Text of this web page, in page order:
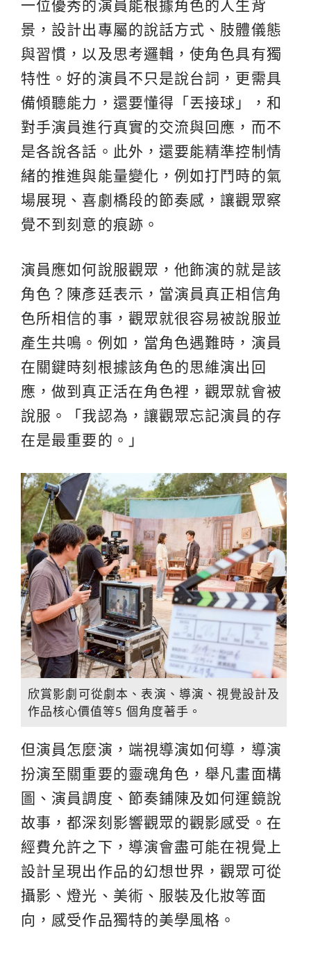
一位優秀的演員能根據角色的人生背
景，設計出專屬的說話方式、肢體儀態
與習慣，以及思考邏輯，使角色具有獨
特性。好的演員不只是說台詞，更需具
備傾聽能力，還要懂得「丟接球」，和
對手演員進行真實的交流與回應，而不
是各說各話。此外，還要能精準控制情
緒的推進與能量變化，例如打鬥時的氣
場展現、喜劇橋段的節奏感，讓觀眾察
覺不到刻意的痕跡。
演員應如何說服觀眾，他飾演的就是該
角色？陳彥廷表示，當演員真正相信角
色所相信的事，觀眾就很容易被說服並
產生共鳴。例如，當角色遇難時，演員
在關鍵時刻根據該角色的思維演出回
應，做到真正活在角色裡，觀眾就會被
說服。「我認為，讓觀眾忘記演員的存
在是最重要的。」
欣賞影劇可從劇本、表演、導演、視覺設計及
作品核心價值等5 個角度著手。
但演員怎麼演，端視導演如何導，導演
扮演至關重要的靈魂角色，舉凡畫面構
圖、演員調度、節奏鋪陳及如何運鏡說
故事，都深刻影響觀眾的觀影感受。在
經費允許之下，導演會盡可能在視覺上
設計呈現出作品的幻想世界，觀眾可從
攝影、燈光、美術、服裝及化妝等面
向，感受作品獨特的美學風格。